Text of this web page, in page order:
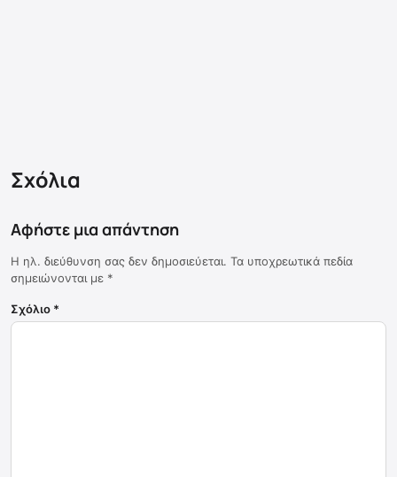
Σχόλια
Αφήστε μια απάντηση
Η ηλ. διεύθυνση σας δεν δημοσιεύεται. Τα υποχρεωτικά πεδία
σημειώνονται με *
Σχόλιο *